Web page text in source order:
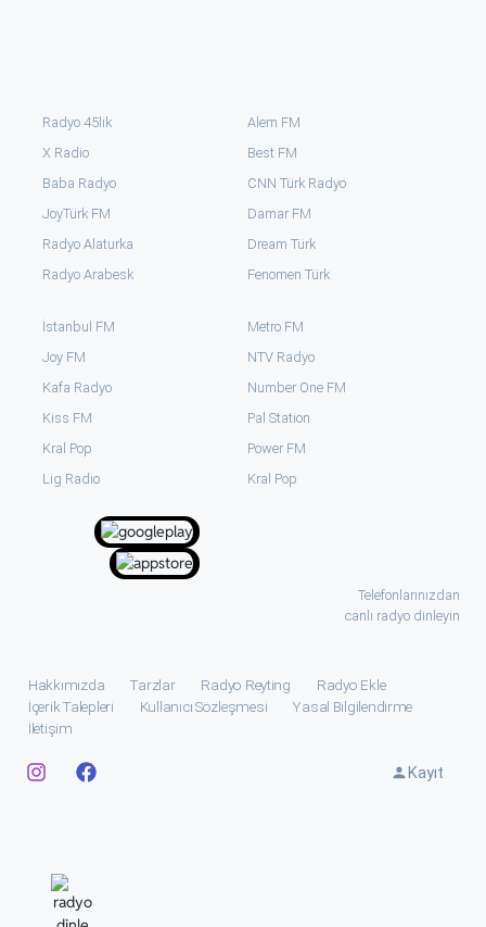
Radyo 45lik
X Radio
Baba Radyo
JoyTürk FM
Radyo Alaturka
Radyo Arabesk
Alem FM
Best FM
CNN Türk Radyo
Damar FM
Dream Türk
Fenomen Türk
İstanbul FM
Joy FM
Kafa Radyo
Kiss FM
Kral Pop
⁠Lig Radio
Metro FM
NTV Radyo
Number One FM
Pal Station
Power FM
Kral Pop
Telefonlarınızdan
canlı radyo dinleyin
Hakkımızda Tarzlar Radyo Reyting
Radyo Ekle
İçerik Talepleri
Kullanıcı Sözleşmesi
Yasal Bilgilendirme
İletişim
Kayıt